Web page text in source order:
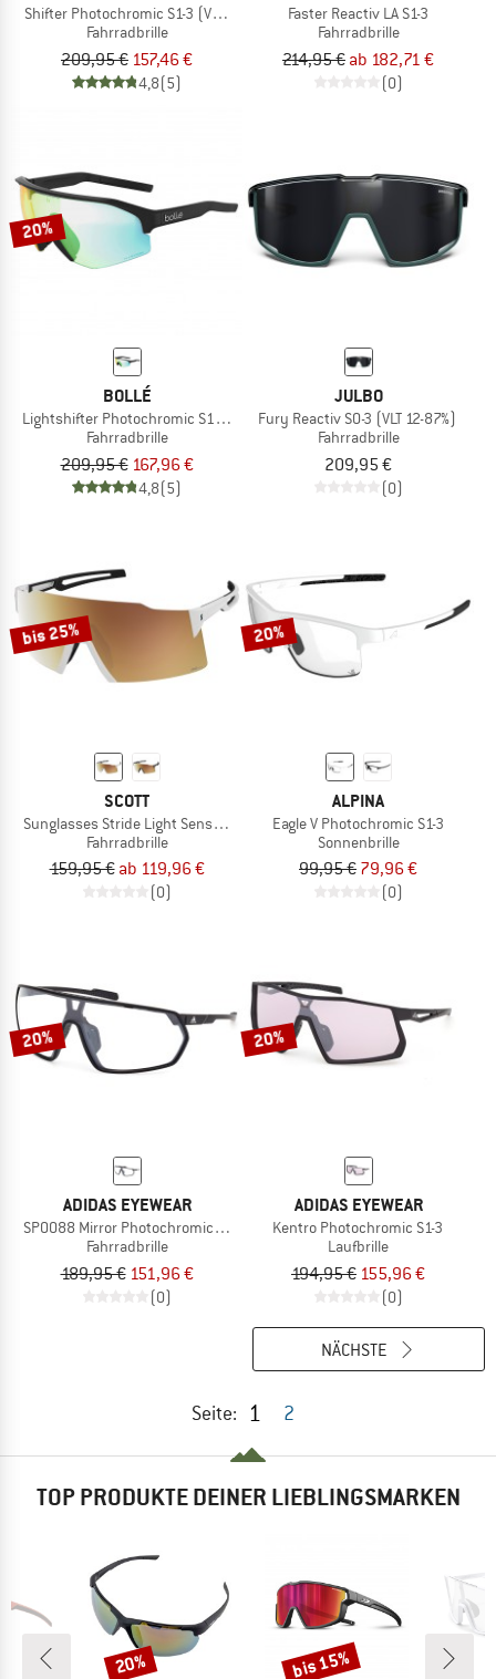
Shifter Photochromic S1-3 (VLT 62-9%)
Fahrradbrille
209,95 € 157,46 €
4,8(5)
Faster Reactiv LA S1-3
Fahrradbrille
214,95 € ab 182,71 €
(0)
20%
BOLLÉ
Lightshifter Photochromic S1-3 (VLT 62-9%)
Fahrradbrille
209,95 € 167,96 €
4,8(5)
JULBO
Fury Reactiv S0-3 (VLT 12-87%)
Fahrradbrille
209,95 €
(0)
bis 25%
SCOTT
Sunglasses Stride Light Sensitive S1-3
Fahrradbrille
159,95 € ab 119,96 €
(0)
20%
ALPINA
Eagle V Photochromic S1-3
Sonnenbrille
99,95 € 79,96 €
(0)
20%
ADIDAS EYEWEAR
SP0088 Mirror Photochromic Cat. 0-3
Fahrradbrille
189,95 € 151,96 €
(0)
20%
ADIDAS EYEWEAR
Kentro Photochromic S1-3
Laufbrille
194,95 € 155,96 €
(0)
Seite: 1 2
NÄCHSTE
TOP PRODUKTE DEINER LIEBLINGSMARKEN
Rabatt
20% Rabatt
bis 15%